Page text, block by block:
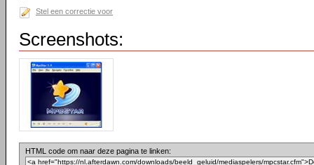
Stel een correctie voor
Screenshots:
HTML code om naar deze pagina te linken: